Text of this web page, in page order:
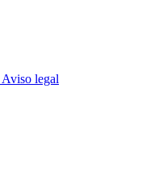
Aviso legal